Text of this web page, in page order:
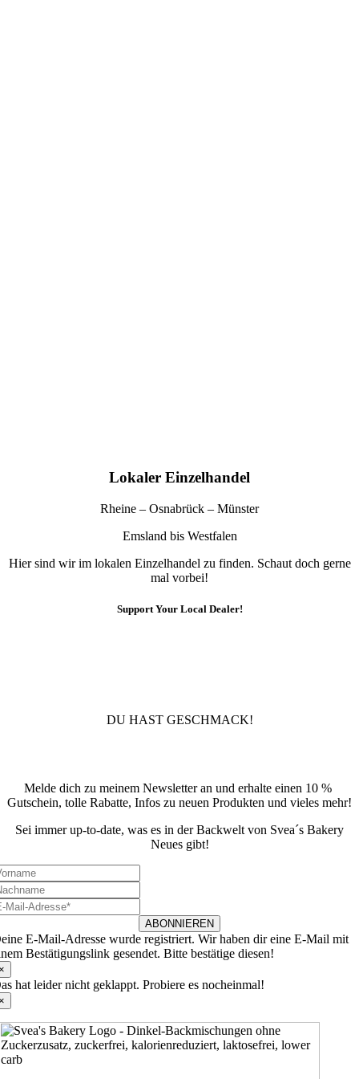
Lokaler Einzelhandel
Rheine – Osnabrück – Münster
Emsland bis Westfalen
Hier sind wir im lokalen Einzelhandel zu finden. Schaut doch gerne
mal vorbei!
Support Your Local Dealer!
DU HAST GESCHMACK!
Melde dich zu meinem Newsletter an und erhalte einen 10 %
Gutschein, tolle Rabatte, Infos zu neuen Produkten und vieles mehr!
Sei immer up-to-date, was es in der Backwelt von Svea´s Bakery
Neues gibt!
ABONNIEREN
E-Mail-Adresse wurde registriert. Wir haben dir eine E-Mail mit
Bestätigungslink gesendet. Bitte bestätige diesen!
hat leider nicht geklappt. Probiere es nocheinmal!